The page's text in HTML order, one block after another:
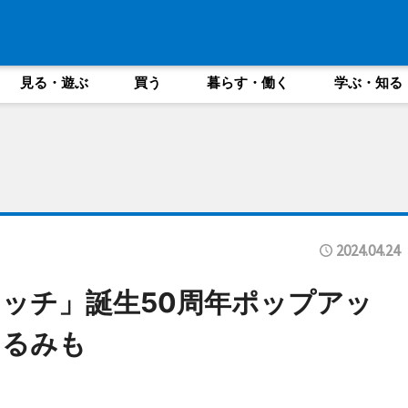
見る・遊ぶ 買う 暮らす・働く 学ぶ・知る
2024.04.24
チ」誕生50周年ポップアッ
みも